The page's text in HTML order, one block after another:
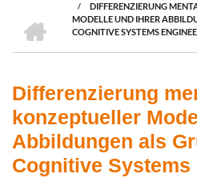
/
DIFFERENZIERUNG
MODELLE UND IHRER
COGNITIVE SYSTEMS
Differenzierung
konzeptueller
Abbildungen als
Cognitive